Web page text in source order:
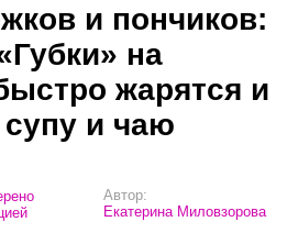
и пончиков:
на
жарятся и
супу и чаю
Автор:
Екатерина Миловзорова